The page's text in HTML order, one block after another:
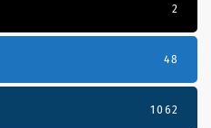
2
48
1062